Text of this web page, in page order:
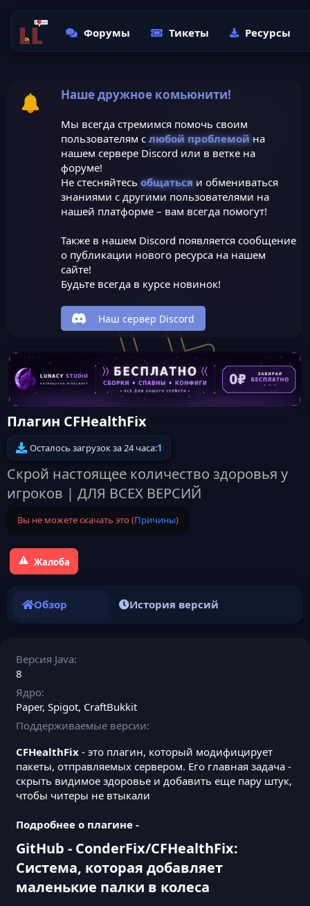
Форумы Тикеты Ресурсы
Наше дружное комьюнити!
Мы всегда стремимся помочь своим
пользователям с любой проблемойна
нашем сервере Discord или в ветке на
форуме!
Не стесняйтесь общатьсяи обмениваться
знаниями с другими пользователями на
нашей платформе – вам всегда помогут!
Также в нашем Discord появляется сообщение
о публикации нового ресурса на нашем
сайте!
Будьте всегда в курсе новинок!
Наш сервер Discord
Плагин CFHealthFix
Осталось загрузок за 24 часа:1
Скрой настоящее количество здоровья у
игроков | ДЛЯ ВСЕХ ВЕРСИЙ
Вы не можете скачать это (Причины)
Жалоба
Обзор История версий
Версия Java
8
Ядро
Paper Spigot CraftBukkit
Поддерживаемые версии
CFHealthFix - это плагин, который модифицирует
пакеты, отправляемых сервером. Его главная задача -
скрыть видимое здоровье и добавить еще пару штук,
чтобы читеры не втыкали
Подробнее о плагине -
GitHub - ConderFix/CFHealthFix:
Система, которая добавляет
маленькие палки в колеса